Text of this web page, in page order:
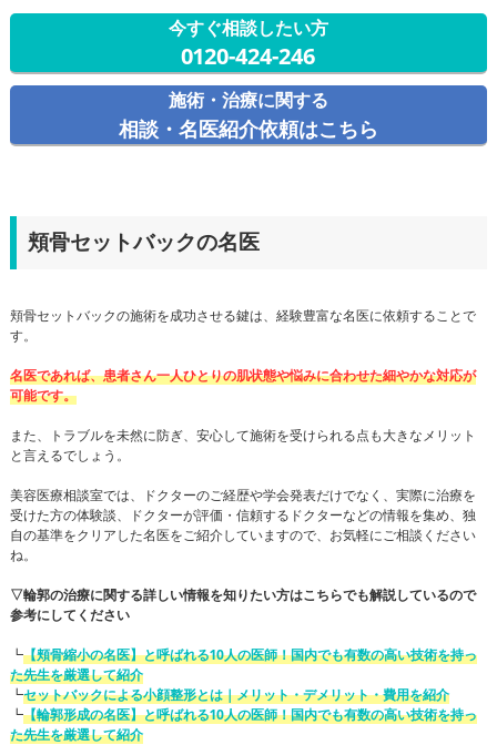
今すぐ相談したい方
0120-424-246
施術・治療に関する
相談・名医紹介依頼はこちら
頬骨セットバックの名医
頬骨セットバックの施術を成功させる鍵は、経験豊富な名医に依頼することで
す。
名医であれば、患者さん一人ひとりの肌状態や悩みに合わせた細やかな対応が
可能です。
また、トラブルを未然に防ぎ、安心して施術を受けられる点も大きなメリット
と言えるでしょう。
美容医療相談室では、ドクターのご経歴や学会発表だけでなく、実際に治療を
受けた方の体験談、ドクターが評価・信頼するドクターなどの情報を集め、独
自の基準をクリアした名医をご紹介していますので、お気軽にご相談ください
ね。
▽輪郭の治療に関する詳しい情報を知りたい方はこちらでも解説しているので
参考にしてください
┗【頬骨縮小の名医】と呼ばれる10人の医師！国内でも有数の高い技術を持っ
た先生を厳選して紹介
┗セットバックによる小顔整形とは｜メリット・デメリット・費用を紹介
┗【輪郭形成の名医】と呼ばれる10人の医師！国内でも有数の高い技術を持っ
た先生を厳選して紹介